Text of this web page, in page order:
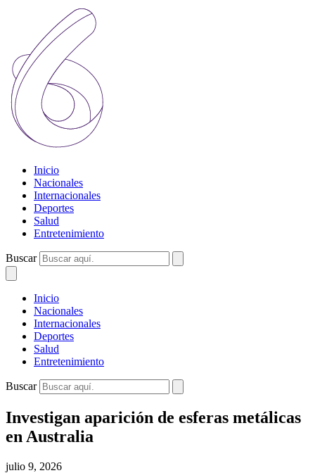
Inicio
Nacionales
Internacionales
Deportes
Salud
Entretenimiento
Buscar
Inicio
Nacionales
Internacionales
Deportes
Salud
Entretenimiento
Buscar
Investigan aparición de esferas metálicas
en Australia
julio 9, 2026